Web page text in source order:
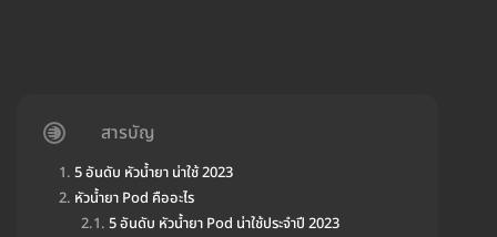
สารบัญ
5 อันดับ หัวน้ำยา น่าใช้ 2023
หัวน้ำยา Pod คืออะไร
5 อันดับ หัวน้ำยา Pod น่าใช้ประจำปี 2023